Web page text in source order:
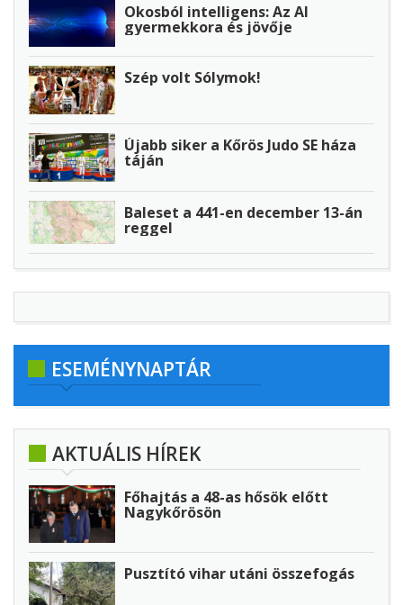
Okosból intelligens: Az AI
gyermekkora és jövője
Szép volt Sólymok!
Újabb siker a Kőrös Judo SE háza
táján
Baleset a 441-en december 13-án
reggel
ESEMÉNYNAPTÁR
AKTUÁLIS HÍREK
Főhajtás a 48-as hősök előtt
Nagykőrösön
Pusztító vihar utáni összefogás